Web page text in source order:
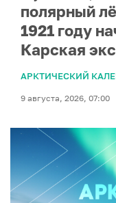
полярный
1921 году
Карская
АРКТИЧЕСКИЙ
9 августа, 2026, 07:00